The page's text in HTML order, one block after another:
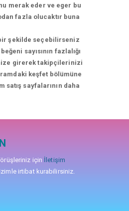
merak eder ve eger bu
fazla olucaktır buna
şekilde seçebilirseniz
sayısının fazlalığı
girerek takipçilerinizi
keşfet bölümüne
sayfalarının daha
için İletişim
irtibat kurabilirsiniz.